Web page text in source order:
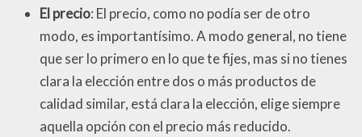
El precio: El precio, como no podía ser de otro
modo, es importantísimo. A modo general, no tiene
que ser lo primero en lo que te fijes, mas si no tienes
clara la elección entre dos o más productos de
calidad similar, está clara la elección, elige siempre
aquella opción con el precio más reducido.